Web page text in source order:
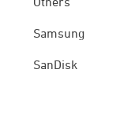
Others
Samsung
SanDisk